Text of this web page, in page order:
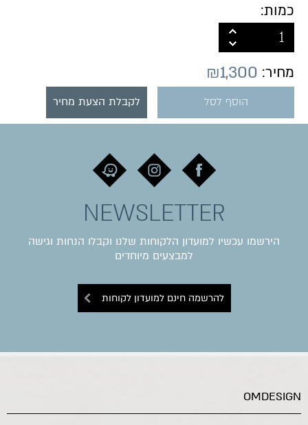
כמות:
מחיר: ₪1,300
הוסף לסל לקבלת הצעת מחיר
NEWSLETTER
הירשמו עכשיו למועדון הלקוחות שלנו וקבלו הנחות וגישה
למבצעים מיוחדים
להרשמה חינם למועדון לקוחות
OMDESIGN